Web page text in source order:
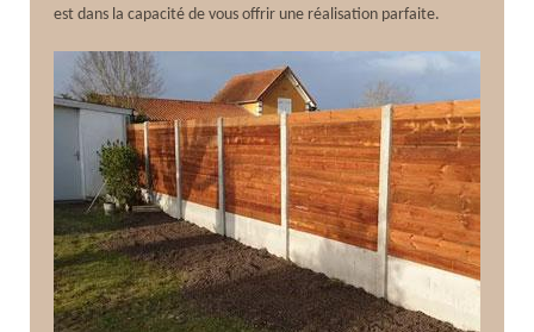
est dans la capacité de vous offrir une réalisation parfaite.